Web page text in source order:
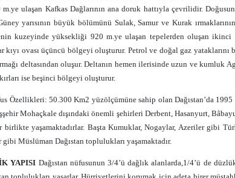
m.ye ulaşan Kafkas Dağlarının ana doruk hattıyla çevrilidir.
yarısının büyük bölümünü Sulak, Samur ve Kurak
kuzeyinde yüksekliği 920 m.ye ulaşan tepelerden oluşan
ovası üçüncü bölgeyi oluşturur. Petrol ve doğal gaz
deltasından oluşur. Deltanın hemen ilerisinde uzun ve kumluk
ise beşinci bölgeyi oluşturur.
Özellikleri: 50.300 Km2 yüzölçümüne sahip olan Dağıstan’da
Mohaçkale dışındaki önemli şehirleri Derbent, Hasanyurt,
yaşamaktadırlar. Başta Kumuklar, Nogaylar, Azeriler gibi
Müslüman Dağıstan toplulukları yaşamaktadır.
YAPISI Dağıstan nüfusunun 3/4’ü dağlık alanlarda,1/4’ü de